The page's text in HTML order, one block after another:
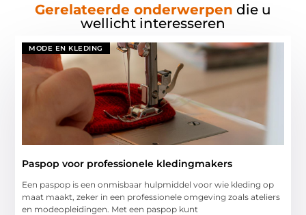
Gerelateerde onderwerpen die u
wellicht interesseren
MODE EN KLEDING
Paspop voor professionele kledingmakers
Een paspop is een onmisbaar hulpmiddel voor wie kleding op
maat maakt, zeker in een professionele omgeving zoals ateliers
en modeopleidingen. Met een paspop kunt